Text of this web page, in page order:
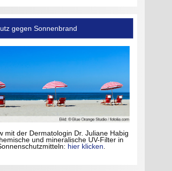
gegen Sonnenbrand
mit der Dermatologin Dr. Juliane Habig
und mineralische UV-Filter in
hier klicken